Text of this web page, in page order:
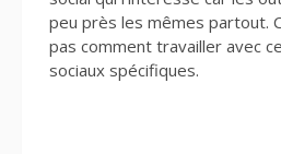
peu près les mêmes partout.
pas comment travailler avec
sociaux spécifiques.